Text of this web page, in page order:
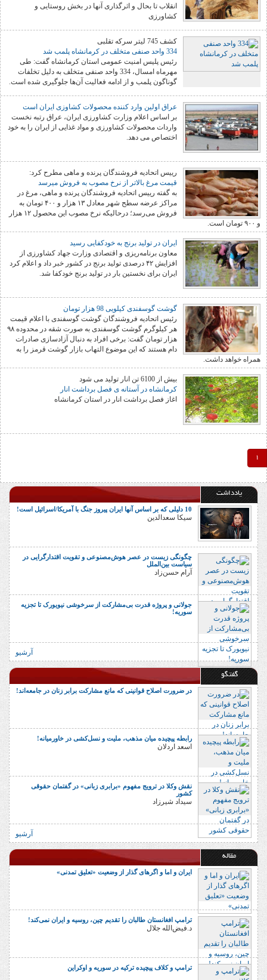
انقلاب تا بحال و اثرگذاری آنها در بخش روستایی و
کشاورزی
کشف 745 لیتر سرکه تقلبی
334 واحد صنفی متخلف در کرمانشاه پلمب شد
رئیس پلیس امنیت عمومی استان کرمانشاه گفت: طی
مهرماه امسال، 334 واحد صنفی متخلف به دلیل تخلفات
گوناگون پلمب و از ادامه فعالیت آن‌ها جلوگیری شده است.
عراق اولین وارد کننده محصولات کشاوزی ایران است
بر اساس اعلام وزارت کشاورزی ایران، عراق رتبه نخست
واردات محصولات کشاورزی و مواد غذایی از ایران را به خود
اختصاص می دهد.
رییس اتحادیه فروشندگان پرنده و ماهی مطرح کرد:
قیمت مرغ بالاتر از نرخ مصوب به فروش میرسد
به گفته رییس اتحادیه فروشندگان پرنده و ماهی، مرغ در
مراکز عرضه سطح شهر معادل ۱۳ هزار و ۴۰۰ تومان به
فروش می‌رسد؛ درحالیکه نرخ مصوب این محصول ۱۲ هزار
و ۹۰۰ تومان است.
ایران در تولید برنج به خودکفایی رسید
معاون برنامه‌ریزی و اقتصادی وزارت جهاد کشاورزی از
افزایش ۴۲ درصدی تولید برنج در کشور خبر داد و اعلام کرد
ایران برای نخستین بار در تولید برنج خودکفا شد.
گوشت گوسفندی کیلویی 98 هزار تومان
رئیس اتحادیه فروشندگان گوشت گوسفندی با اعلام قیمت
هر کیلوگرم گوشت گوسفندی به صورت شقه در محدوده ۹۸
هزار تومان گفت: برخی افراد به دنبال آزادسازی صادرات
دام هستند که این موضوع التهاب بازار گوشت قرمز را به
همراه خواهد داشت.
بیش از 6100 تن انار تولید می شود
کرمانشاه در آستانه ی فصل برداشت انار
اغاز فصل برداشت انار در استان کرمانشاه
1
یادداشت
10 دلیلی که بر اساس آنها ایران پیروز جنگ با آمریکا/اسرائیل است!
سیکا سعدالدین
چگونگی زیست در عصر هوش‌مصنوعی و تقویت اقتدارگرایی در
سیاست بین‌الملل
آرام حسن‌زاد
جولانی و پروژه قدرت بی‌مشارکت از سرخوشی نیویورک تا تجزیه
سوریه!
آرشیو
گفتگو
در ضرورت اصلاح قوانینی که مانع مشارکت برابر زنان در جامعه‌اند!
رابطه پیچیده میان مذهب، ملیت و نسل‌کشی در خاورمیانه!
اسعد اردلان
نقش وکلا در ترویج مفهوم «برابری زبانی» در گفتمان حقوقی
کشور
سیداد شیرزاد
آرشیو
مقاله
ایران و اما و اگرهای گذار از وضعیت «تعلیق تمدنی»
ترامپ افغانستان طالبان را تقدیم چین، روسیه و ایران نمی‌کند!
د.فیض‌الله جلال
ترامپ و کلاف پیچیده ترکیه در سوریه و اوکراین